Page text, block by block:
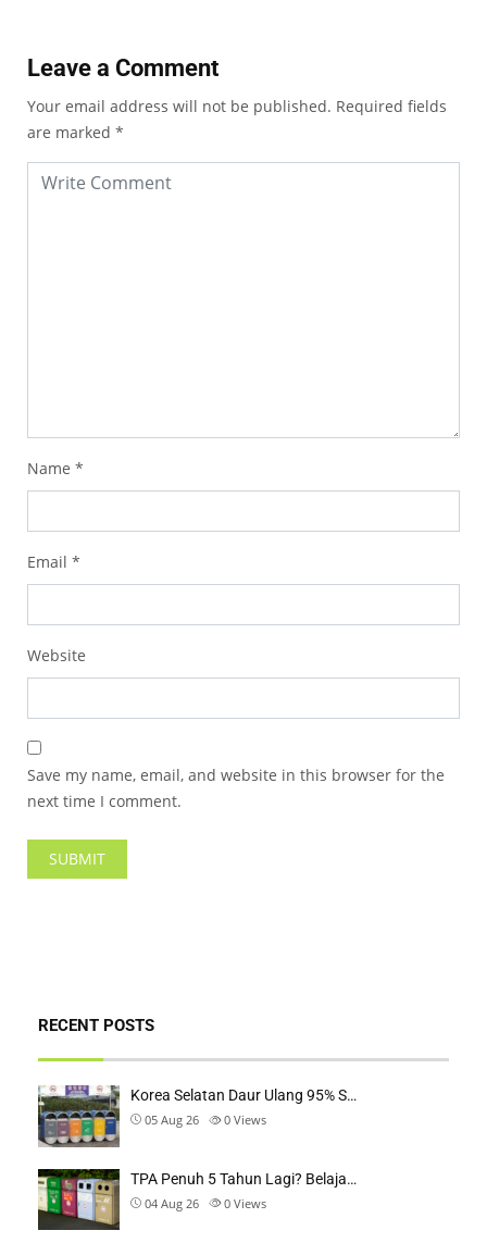
Leave a Comment
Your email address will not be published. Required fields
are marked *
Name *
Email *
Website
Save my name, email, and website in this browser for the
next time I comment.
RECENT POSTS
Korea Selatan Daur Ulang 95% S…
05 Aug 26 0 Views
TPA Penuh 5 Tahun Lagi? Belaja…
04 Aug 26 0 Views